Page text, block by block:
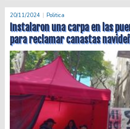
20/11/2024 Politica
Instalaron una carpa en las
para reclamar canastas